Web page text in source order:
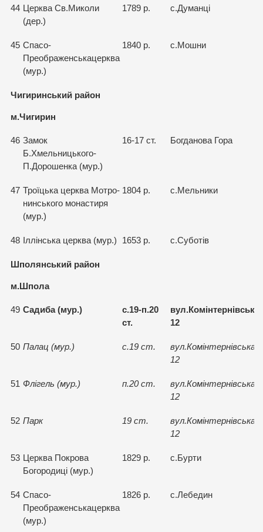
44 Церква Св.Миколи
(дер.)
1789 р. c.Думанцi
45 Спасо-
Преображенськацерква
(мур.)
1840 р. с.Мошни
Чигиринський район
м.Чигирин
46 Замок
Б.Хмельницького-
П.Дорошенка (мур.)
16-17 ст. Богданова Гора
47 Троїцька церква Мотро-
нинського монастиря
(мур.)
1804 р. с.Мельники
48 Iллiнська церква (мур.) 1653 р. с.Суботiв
Шполянський район
м.Шпола
49 Садиба (мур.)
с.19-п.20
ст.
вул.Комiнтернiвська,
12
50 Палац (мур.) с.19 ст.
вул.Комiнтернiвська,
12
51 Флiгель (мур.) п.20 ст.
вул.Комiнтернiвська,
12
52 Парк 19 ст.
вул.Комiнтернiвська,
12
53 Церква Покрова
Богородицi (мур.)
1829 р. с.Бурти
54 Спасо-
Преображенськацерква
(мур.)
1826 р. с.Лебедин